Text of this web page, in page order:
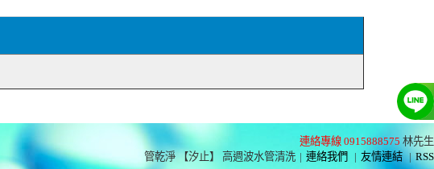
連絡專線 0915888575 林先生
管乾淨 【汐止】 高週波水管清洗 | 連絡我們 | 友情連結 | RSS